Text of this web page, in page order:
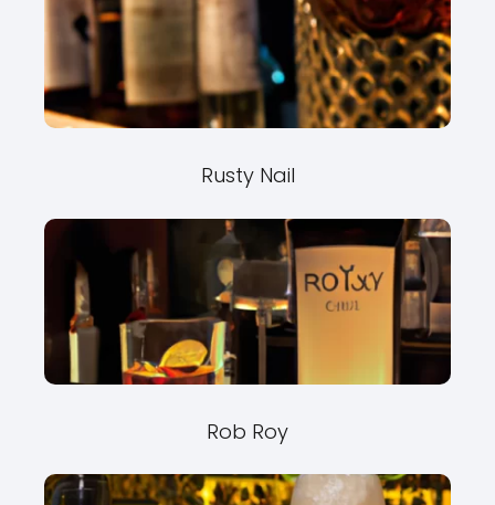
Rusty Nail
Rob Roy